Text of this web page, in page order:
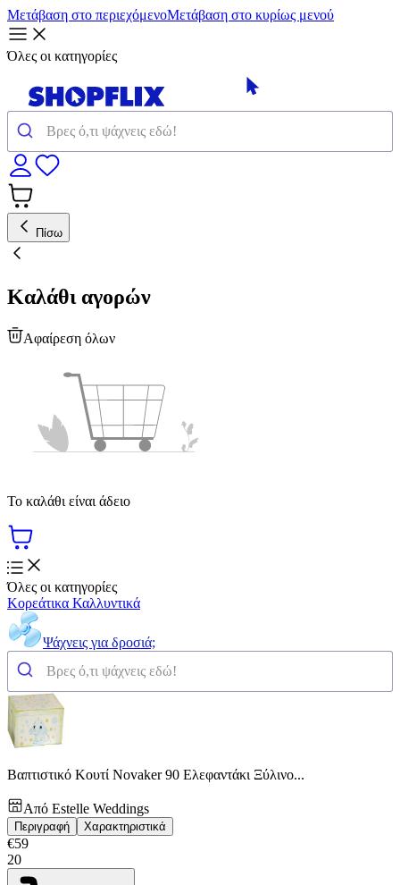
Μετάβαση στο περιεχόμενοΜετάβαση στο κυρίως μενού
Όλες οι κατηγορίες
Πίσω
Καλάθι αγορών
Αφαίρεση όλων
Το καλάθι είναι άδειο
Όλες οι κατηγορίες
Κορεάτικα Καλλυντικά
Ψάχνεις για δροσιά;
Βαπτιστικό Κουτί Novaker 90 Ελεφαντάκι Ξύλινο...
Από Estelle Weddings
Περιγραφή Χαρακτηριστικά
€59
20